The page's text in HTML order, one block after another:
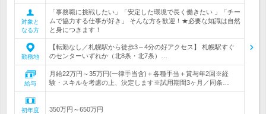
対象と
なる方
「事務職に挑戦したい」「安定した環境で長く働きたい 」「チー
ムで協力する仕事が好き」 そんな方を歓迎！★必要な知識は自然
と身につきます！
勤務地
【転勤なし／札幌駅から徒歩3～4分の好アクセス】 札幌駅すぐ
のセンターいずれか（北8条・北7条）…
給与
月給22万円～35万円(一律手当含)＋各種手当＋賞与年2回※経
験・スキルを考慮の上、決定します※試用期間3ヶ月／同条…
初年度
350万円～650万円